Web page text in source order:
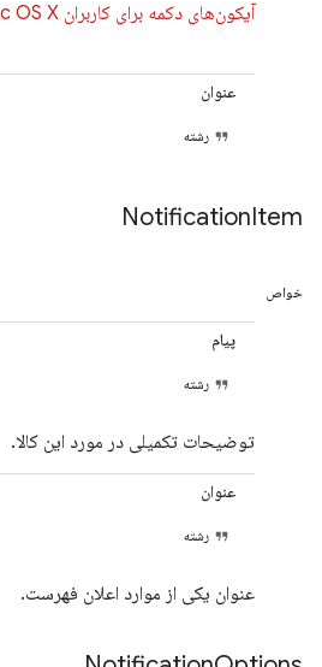
آیکون‌های دکمه برای کاربران Mac OS X قابل مشاهده نیستند.
عنوان
رشته
NotificationItem
خواص
پیام
رشته
توضیحات تکمیلی در مورد این کالا.
عنوان
رشته
عنوان یکی از موارد اعلان فهرست.